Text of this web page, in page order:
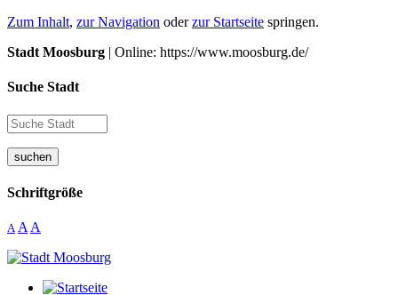
Zum Inhalt, zur Navigation oderzur Startseite springen.
Stadt Moosburg | Online: https://www.moosburg.de/
Suche Stadt
suchen
Schriftgröße
A A A